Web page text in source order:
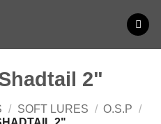
2"
/ SOFT LURES / O.S.P /